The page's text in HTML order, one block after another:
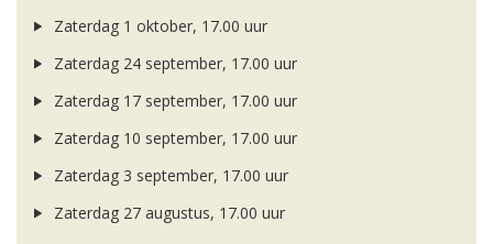
Zaterdag 1 oktober, 17.00 uur
Zaterdag 24 september, 17.00 uur
Zaterdag 17 september, 17.00 uur
Zaterdag 10 september, 17.00 uur
Zaterdag 3 september, 17.00 uur
Zaterdag 27 augustus, 17.00 uur